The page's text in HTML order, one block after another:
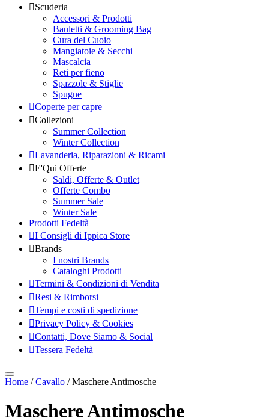
Scuderia
Accessori & Prodotti
Bauletti & Grooming Bag
Cura del Cuoio
Mangiatoie & Secchi
Mascalcia
Reti per fieno
Spazzole & Stiglie
Spugne
Coperte per capre
Collezioni
Summer Collection
Winter Collection
Lavanderia, Riparazioni & Ricami
E'Qui Offerte
Saldi, Offerte & Outlet
Offerte Combo
Summer Sale
Winter Sale
Prodotti Fedeltà
I Consigli di Ippica Store
Brands
I nostri Brands
Cataloghi Prodotti
Termini & Condizioni di Vendita
Resi & Rimborsi
Tempi e costi di spedizione
Privacy Policy & Cookies
Contatti, Dove Siamo & Social
Tessera Fedeltà
Home /Cavallo / Maschere Antimosche
Maschere Antimosche